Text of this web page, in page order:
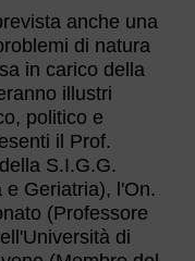
anche una
di natura
in carico della
illustri
politico e
il Prof.
S.I.G.G.
e Geriatria), l'On.
(Professore
di